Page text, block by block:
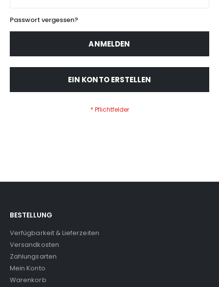
Passwort vergessen?
ANMELDEN
EIN KONTO ERSTELLEN
BESTELLUNG
Verfügbarkeit & Lieferzeiten
Versandkosten
Zahlungsarten
Mein Konto
Warenkorb